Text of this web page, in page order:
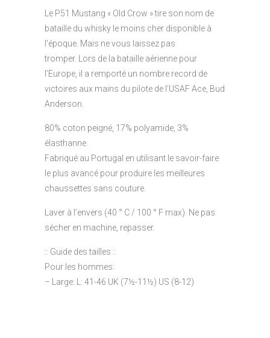
Le P51 Mustang « Old Crow » tire son nom de
bataille du whisky le moins cher disponible à
l’époque. Mais ne vous laissez pas
tromper. Lors de la bataille aérienne pour
l’Europe, il a remporté un nombre record de
victoires aux mains du pilote de l’USAF Ace, Bud
Anderson.
80% coton peigné, 17% polyamide, 3%
élasthanne.
Fabriqué au Portugal en utilisant le savoir-faire
le plus avancé pour produire les meilleures
chaussettes sans couture.
Laver à l’envers (40 ° C / 100 ° F max). Ne pas
sécher en machine, repasser.
:: Guide des tailles ::
Pour les hommes:
– Large: L: 41-46 UK (7½-11½) US (8-12)